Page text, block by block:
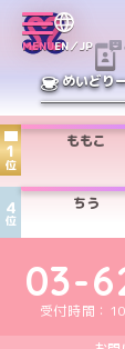
MENUEN／JP
めいどり
1
位
ももこ
4
位
ちう
03-
受付時間：